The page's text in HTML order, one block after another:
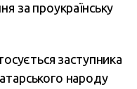
за проукраїнську
заступника
народу